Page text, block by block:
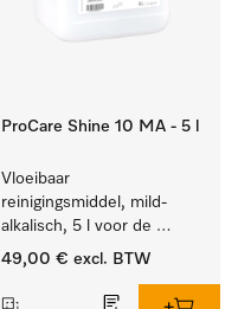
ProCare Shine 10 MA - 5 l
Vloeibaar
reinigingsmiddel, mild-
alkalisch, 5 l voor de
reiniging van lichte
bestek en glazen.
49,00 € excl. BTW